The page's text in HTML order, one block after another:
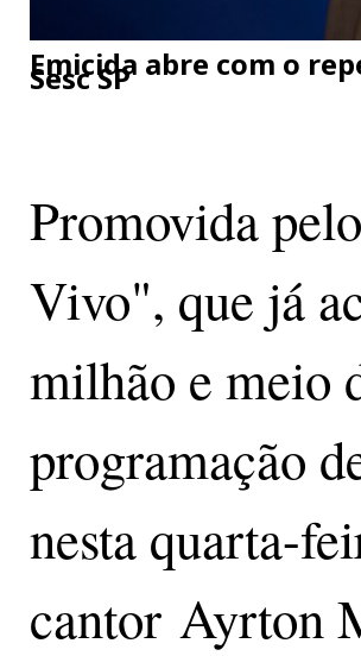
Emicida abre com o
Sesc SP
Promovida
Vivo", que já
milhão e meio
programação
nesta quarta-
cantor Ayrton